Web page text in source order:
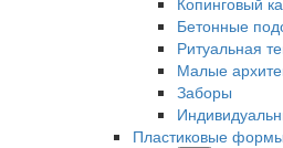
Бетонные
Ритуальная
Малые
Заборы
Пластиковые формы